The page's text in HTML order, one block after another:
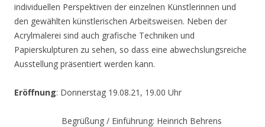
individuellen Perspektiven der einzelnen Künstlerinnen und
den gewählten künstlerischen Arbeitsweisen. Neben der
Acrylmalerei sind auch grafische Techniken und
Papierskulpturen zu sehen, so dass eine abwechslungsreiche
Ausstellung präsentiert werden kann.
Eröffnung: Donnerstag 19.08.21, 19.00 Uhr
Begrüßung / Einführung: Heinrich Behrens